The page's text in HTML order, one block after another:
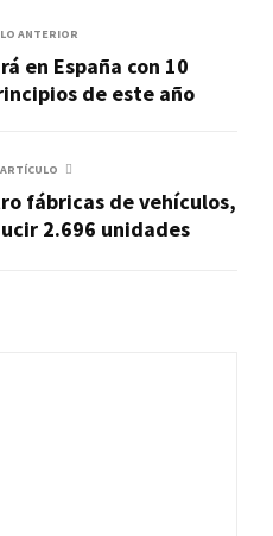
ANTERIOR
en España con 10
de este año
fábricas de vehículos,
2.696 unidades